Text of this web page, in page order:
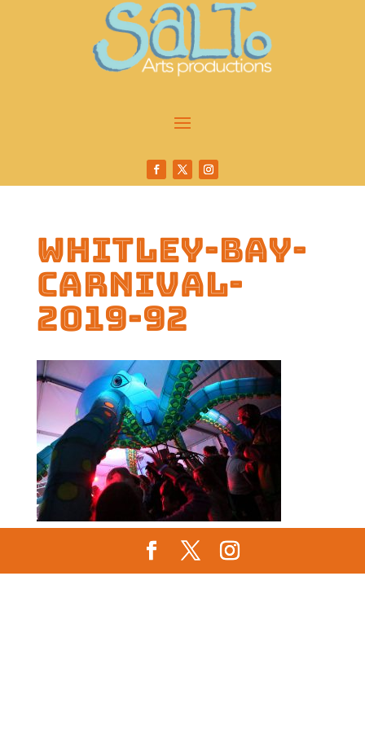
whitley-bay-
carnival-
2019-92